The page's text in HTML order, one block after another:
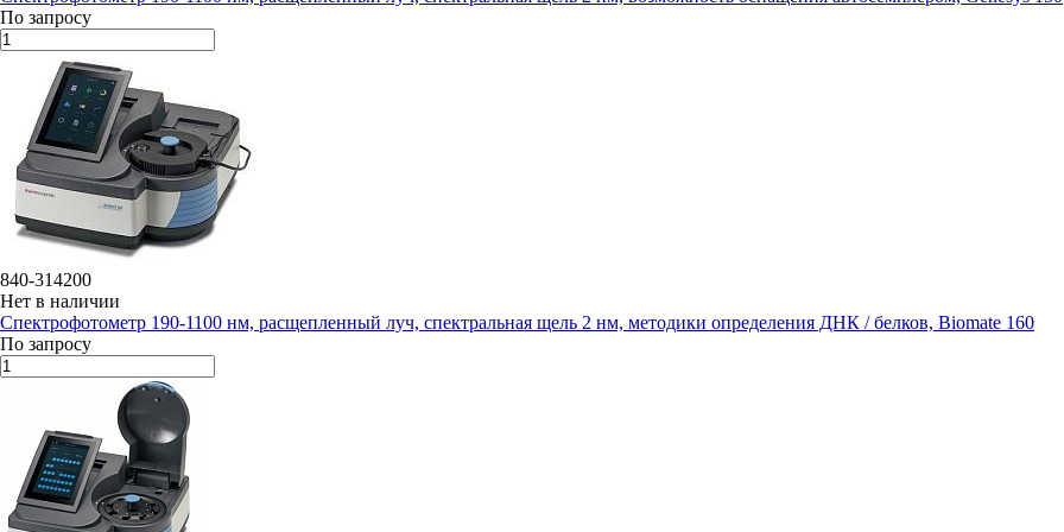
По запросу
840-314200
Нет в наличии
Спектрофотометр 190-1100 нм, расщепленный луч, спектральная щель 2 нм, методики определения ДНК / белков, Biomate 160
По запросу